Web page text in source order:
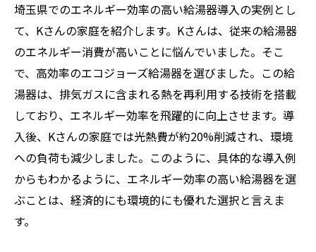
埼玉県でのエネルギー効率の高い給湯器導入の実例とし
て、Kさんの家庭を紹介します。Kさんは、従来の給湯器
のエネルギー消費が高いことに悩んでいました。そこ
で、高効率のエコジョーズ給湯器を選びました。この給
湯器は、排気ガスに含まれる熱を再利用する技術を搭載
しており、エネルギー効率を飛躍的に向上させます。導
入後、Kさんの家庭では光熱費が約20%削減され、環境
への負荷も減少しました。このように、具体的な導入例
からもわかるように、エネルギー効率の高い給湯器を選
ぶことは、経済的にも環境的にも優れた選択と言えま
す。